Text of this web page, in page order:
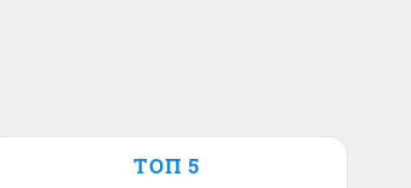
ТОП 5